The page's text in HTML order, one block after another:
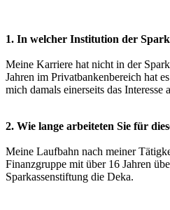
1. In welcher Institution der
Meine Karriere hat nicht in der
Jahren im Privatbankenbereich hat
mich damals einerseits das
2. Wie lange arbeiteten Sie für
Meine Laufbahn nach meiner
Finanzgruppe mit über 16 Jahren
Sparkassenstiftung die Deka.